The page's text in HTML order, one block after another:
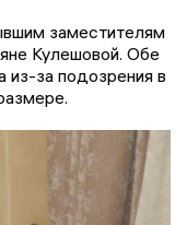
заместителям
Кулешовой. Обе
из-за подозрения в